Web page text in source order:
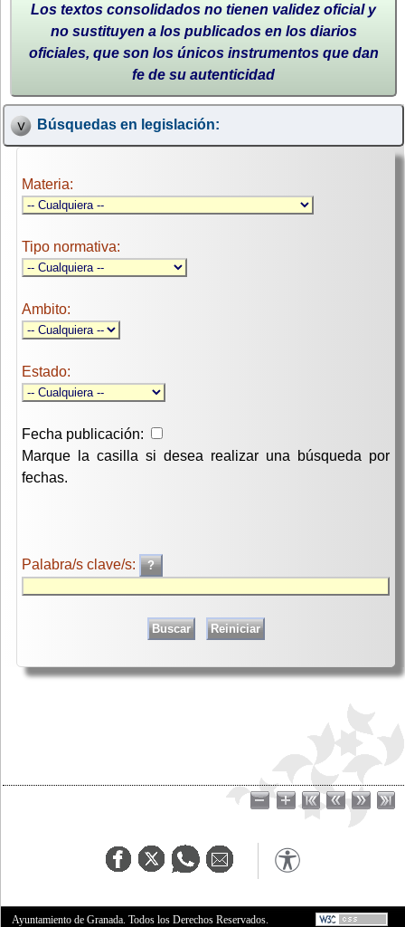
Los textos consolidados no tienen validez oficial y
no sustituyen a los publicados en los diarios
oficiales, que son los únicos instrumentos que dan
fe de su autenticidad
Búsquedas en legislación:
Materia:
Tipo normativa:
Ambito:
Estado:
Fecha publicación:
Marque la casilla si desea realizar una búsqueda por
fechas.
Palabra/s clave/s:
Ayuntamiento de Granada. Todos los Derechos Reservados.